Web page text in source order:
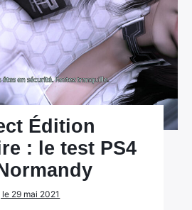
Édition
: le test PS4
29 mai 2021